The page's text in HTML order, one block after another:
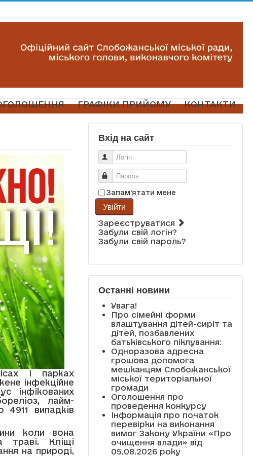
ГРАФІКИ ПРИЙОМУ КОНТАКТИ
і парках
інфекційне
інфікованих
лайм-
4911 випадків
коли вона
траві. Кліщі
на природі,
Вхід на сайт
Логін
Пароль
Запам'ятати мене
Увійти
Зареєструватися
Забули свій логін?
Забули свій пароль?
Останні новини
Увага!
Про сімейні форми
влаштування дітей-сиріт та
дітей, позбавлених
батьківського піклування:
Одноразова адресна
грошова допомога
мешканцям Слобожанської
міської територіальної
громади
Оголошення про
проведення конкурсу
Інформація про початок
перевірки на виконання
вимог Закону України «Про
очищення влади» від
05.08.2026 року